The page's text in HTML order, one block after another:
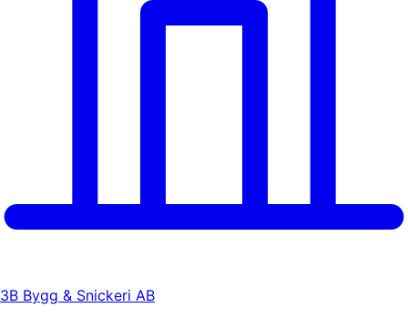
3B Bygg & Snickeri AB